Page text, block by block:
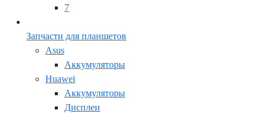
7
Запчасти для планшетов
Asus
Аккумуляторы
Huawei
Аккумуляторы
Дисплеи